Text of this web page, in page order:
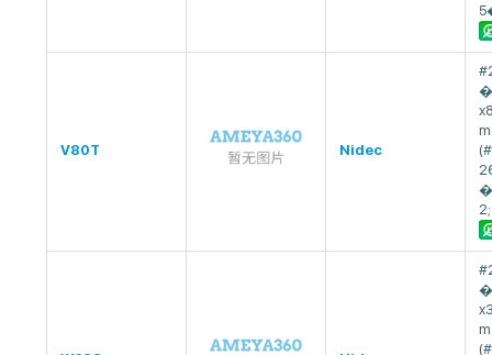
V80T Nidec
2;